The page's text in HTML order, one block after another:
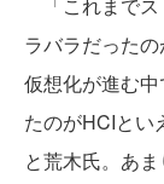
「これまでス
ラバラだった
仮想化が進む
たのがHCIとい
と荒木氏。あ